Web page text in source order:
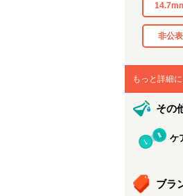
非公表
もっと詳細
その
ケ
ブラ